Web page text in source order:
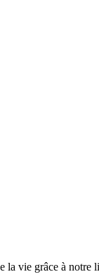
la vie grâce à notre